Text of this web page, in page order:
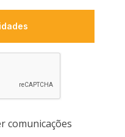
comunicações